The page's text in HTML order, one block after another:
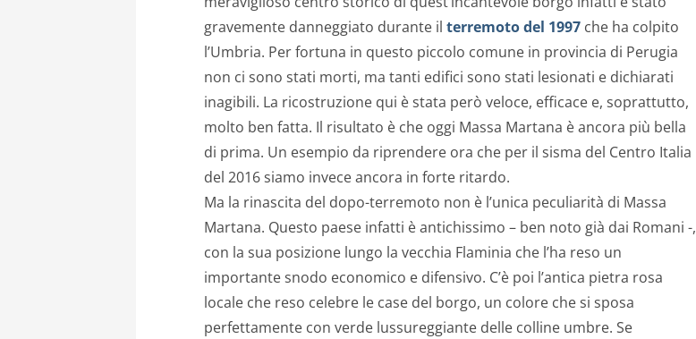
gravemente danneggiato durante il terremoto del 1997 che ha colpito
l’Umbria. Per fortuna in questo piccolo comune in provincia di Perugia
non ci sono stati morti, ma tanti edifici sono stati lesionati e dichiarati
inagibili. La ricostruzione qui è stata però veloce, efficace e, soprattutto,
molto ben fatta. Il risultato è che oggi Massa Martana è ancora più bella
di prima. Un esempio da riprendere ora che per il sisma del Centro Italia
del 2016 siamo invece ancora in forte ritardo.
Ma la rinascita del dopo-terremoto non è l’unica peculiarità di Massa
Martana. Questo paese infatti è antichissimo – ben noto già dai Romani -,
con la sua posizione lungo la vecchia Flaminia che l’ha reso un
importante snodo economico e difensivo. C’è poi l’antica pietra rosa
locale che reso celebre le case del borgo, un colore che si sposa
perfettamente con verde lussureggiante delle colline umbre. Se